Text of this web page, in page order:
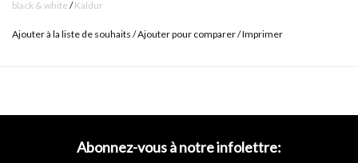
black & white /Kaldur
Ajouter à la liste de souhaits /Ajouter pour comparer/Imprimer
Abonnez-vous à notre infolettre: